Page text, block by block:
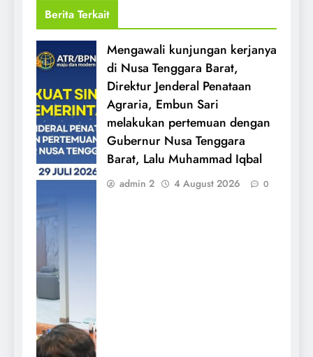
Berita Terkait
Mengawali kunjungan kerjanya
di Nusa Tenggara Barat,
Direktur Jenderal Penataan
Agraria, Embun Sari
melakukan pertemuan dengan
Gubernur Nusa Tenggara
Barat, Lalu Muhammad Iqbal
admin 2 4 August 2026 0